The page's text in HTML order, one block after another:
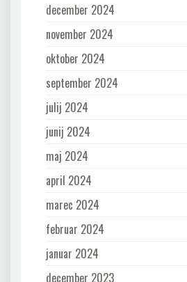
december 2024
november 2024
oktober 2024
september 2024
julij 2024
junij 2024
maj 2024
april 2024
marec 2024
februar 2024
januar 2024
december 2023